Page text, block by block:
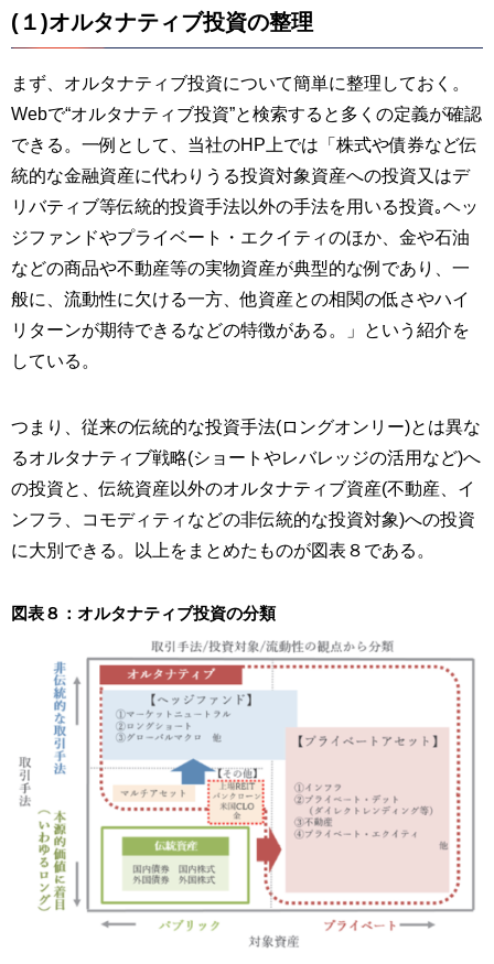
(１)オルタナティブ投資の整理
まず、オルタナティブ投資について簡単に整理しておく。
Webで“オルタナティブ投資”と検索すると多くの定義が確認
できる。一例として、当社のHP上では「株式や債券など伝
統的な金融資産に代わりうる投資対象資産への投資又はデ
リバティブ等伝統的投資手法以外の手法を用いる投資｡ヘッ
ジファンドやプライベート・エクイティのほか、金や石油
などの商品や不動産等の実物資産が典型的な例であり、一
般に、流動性に欠ける一方、他資産との相関の低さやハイ
リターンが期待できるなどの特徴がある。」という紹介を
している。
つまり、従来の伝統的な投資手法(ロングオンリー)とは異な
るオルタナティブ戦略(ショートやレバレッジの活用など)へ
の投資と、伝統資産以外のオルタナティブ資産(不動産、イ
ンフラ、コモディティなどの非伝統的な投資対象)への投資
に大別できる。以上をまとめたものが図表８である。
図表８：オルタナティブ投資の分類